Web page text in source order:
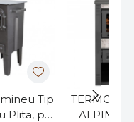
Tip
Plita, pe
ALPINA